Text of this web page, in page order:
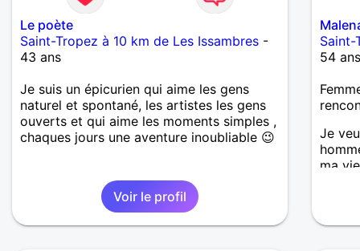
juste
vrai
rien,
juste
un
les
les
ce
vie.
avec
Le poète
Saint-Tropez à 10 km de Les Issambres -
43 ans
Je suis un épicurien qui aime les gens
naturel et spontané, les artistes les gens
ouverts et qui aime les moments simples ,
chaques jours une aventure inoubliable 😉
Voir le profil
Saint-
54 ans
Je
ma
d'un